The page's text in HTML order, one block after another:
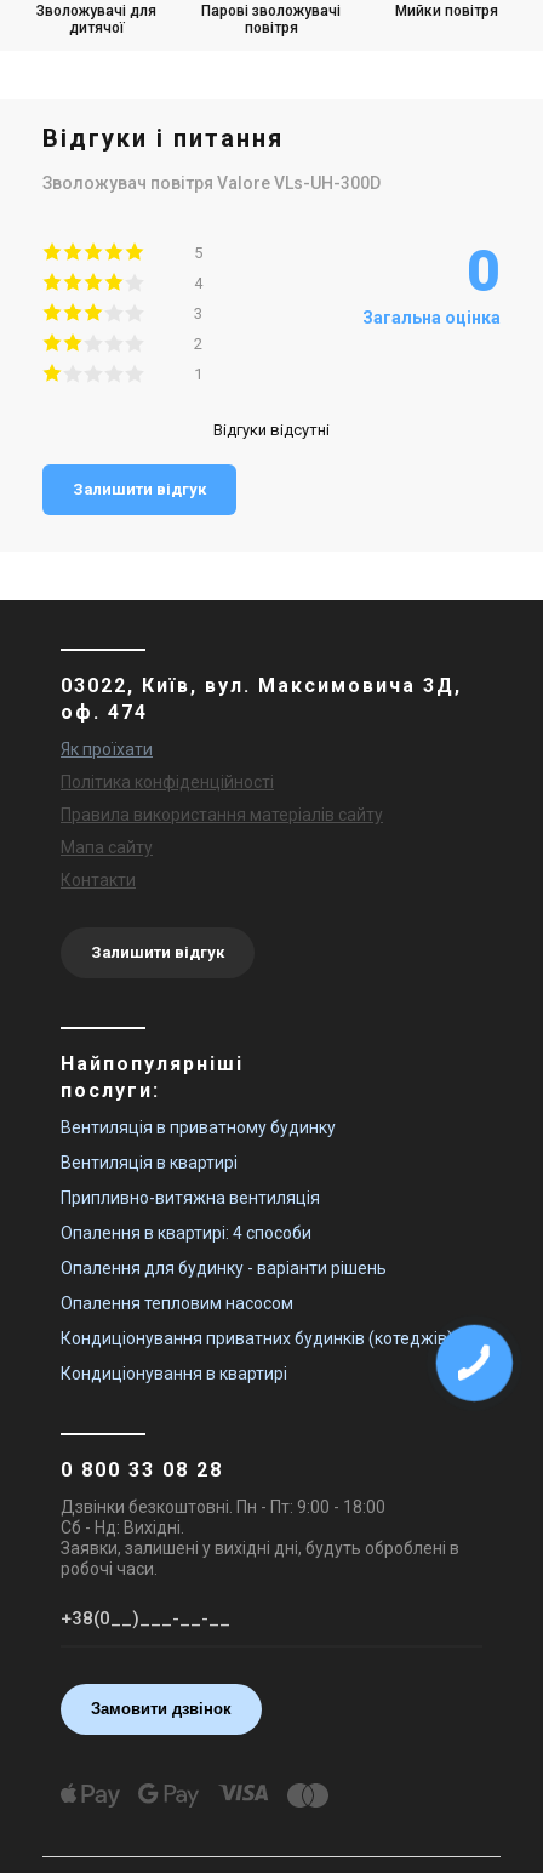
Зволожувачі для
дитячої
Парові зволожувачі
повітря
Мийки повітря
Відгуки і питання
Зволожувач повітря Valore VLs-UH-300D
5
4
3
2
1
0
Загальна оцінка
Відгуки відсутні
Залишити відгук
03022, Київ, вул. Максимовича 3Д,
оф. 474
Як проїхати
Політика конфіденційності
Правила використання матеріалів сайту
Мапа сайту
Контакти
Залишити відгук
Найпопулярніші
послуги:
Вентиляція в приватному будинку
Вентиляція в квартирі
Припливно-витяжна вентиляція
Опалення в квартирі: 4 способи
Опалення для будинку - варіанти рішень
Опалення тепловим насосом
Кондиціонування приватних будинків (котеджів)
Кондиціонування в квартирі
0 800 33 08 28
Дзвінки безкоштовні. Пн - Пт: 9:00 - 18:00
Сб - Нд: Вихідні.
Заявки, залишені у вихідні дні, будуть оброблені в
робочі часи.
Замовити дзвінок